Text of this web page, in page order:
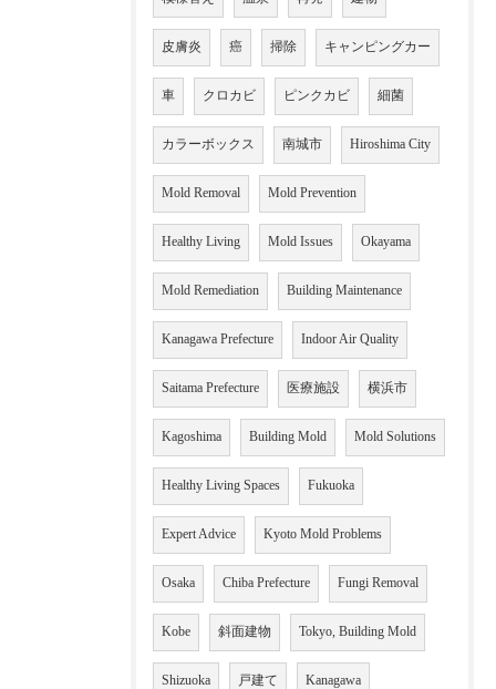
皮膚炎 癌 掃除 キャンピングカー
車 クロカビ ピンクカビ 細菌
カラーボックス 南城市 Hiroshima City
Mold Removal Mold Prevention
Healthy Living Mold Issues Okayama
Mold Remediation Building Maintenance
Kanagawa Prefecture Indoor Air Quality
Saitama Prefecture 医療施設 横浜市
Kagoshima Building Mold Mold Solutions
Healthy Living Spaces Fukuoka
Expert Advice Kyoto Mold Problems
Osaka Chiba Prefecture Fungi Removal
Kobe 斜面建物 Tokyo, Building Mold
Shizuoka 戸建て Kanagawa